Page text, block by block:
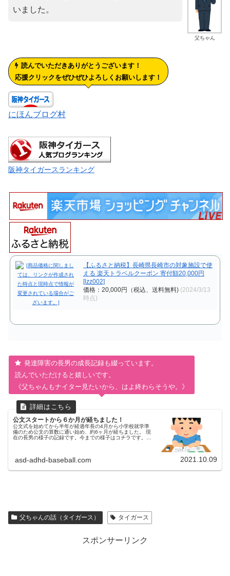
父ちゃん
いました。
読んでいただきありがとうございます！
応援クリックをぜひぜひよろしくお願いします！
にほんブログ村
阪神タイガースランキング
【ふるさと納税】長崎県長崎市の対象施設で使
える 楽天トラベルクーポン 寄付額20,000円
[lzz002]
価格：20,000円（税込、送料無料) (2024/3/13
時点)
発達障害の長男の成長記録も綴っています。
読んでいただけると嬉しいです。
《父ちゃんもナイター見たいから、はよ終わらそうや。》
公文スタートから６か月が経ちました！
公文式を始めてから半年が経過年長の4月から小学校就学準
備のため公文の算数に通い始め、約6ヶ月が経ちました。 現
在の長男の様子の記録です。今までの様子はコチラです。公
asd-adhd-baseball.com 2021.10.09
父ちゃんの話（タイガース） タイガース
スポンサーリンク